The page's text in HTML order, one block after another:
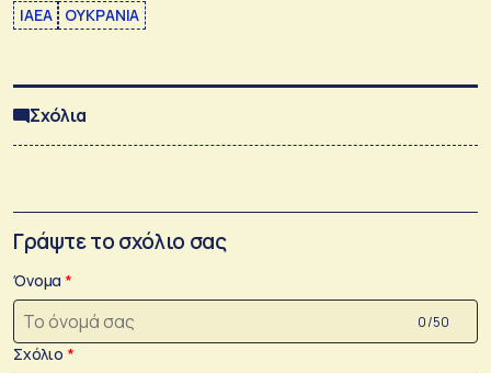
ΙΑΕΑ ΟΥΚΡΑΝΙΑ
Σχόλια
Γράψτε το σχόλιο σας
Όνομα
0 /50
Σχόλιο